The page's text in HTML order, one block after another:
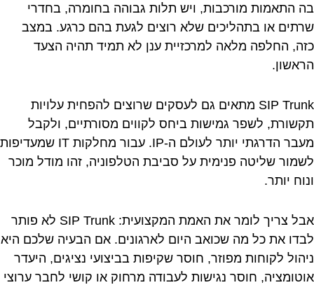
בה התאמות מורכבות, ויש תלות גבוהה בחומרה, בחדרי
שרתים או בתהליכים שלא רוצים לגעת בהם כרגע. במצב
כזה, החלפה מלאה למרכזיית ענן לא תמיד תהיה הצעד
הראשון.
SIP Trunk מתאים גם לעסקים שרוצים להפחית עלויות
תקשורת, לשפר גמישות ביחס לקווים מסורתיים, ולקבל
מעבר הדרגתי יותר לעולם ה-IP. עבור מחלקות IT שמעדיפות
לשמור שליטה פנימית על סביבת הטלפוניה, זהו מודל מוכר
ונוח יותר.
אבל צריך לומר את האמת המקצועית: SIP Trunk לא פותר
לבדו את כל מה שכואב היום לארגונים. אם הבעיה שלכם היא
ניהול לקוחות מפוזר, חוסר שקיפות בביצועי נציגים, היעדר
אוטומציה, חוסר נגישות לעבודה מרחוק או קושי לחבר ערוצי